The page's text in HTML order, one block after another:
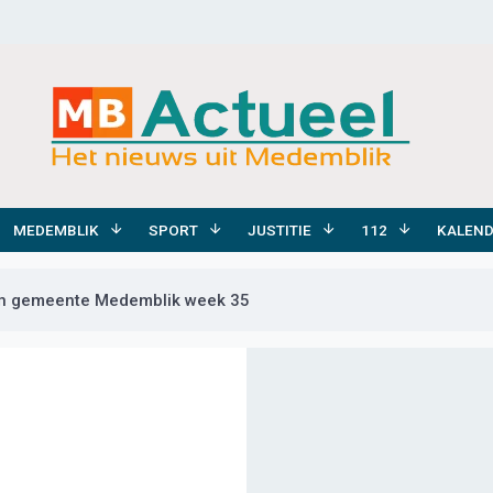
MEDEMBLIK SPORT JUSTITIE 112
gemeente Medemblik week 35